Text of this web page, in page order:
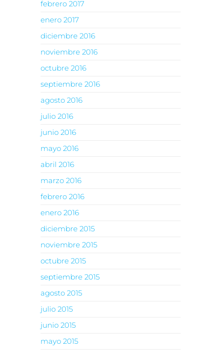
febrero 2017
enero 2017
diciembre 2016
noviembre 2016
octubre 2016
septiembre 2016
agosto 2016
julio 2016
junio 2016
mayo 2016
abril 2016
marzo 2016
febrero 2016
enero 2016
diciembre 2015
noviembre 2015
octubre 2015
septiembre 2015
agosto 2015
julio 2015
junio 2015
mayo 2015